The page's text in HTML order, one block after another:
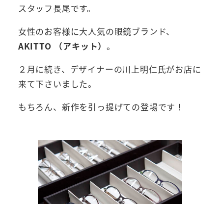
スタッフ長尾です。
女性のお客様に大人気の眼鏡ブランド、
AKITTO （アキット）。
２月に続き、デザイナーの川上明仁氏がお店に
来て下さいました。
もちろん、新作を引っ提げての登場です！